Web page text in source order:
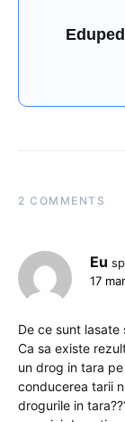
2 COMMENTS
Eu
17
De ce sunt lasate
Ca sa existe
un drog in tara
conducerea tarii
drogurile in